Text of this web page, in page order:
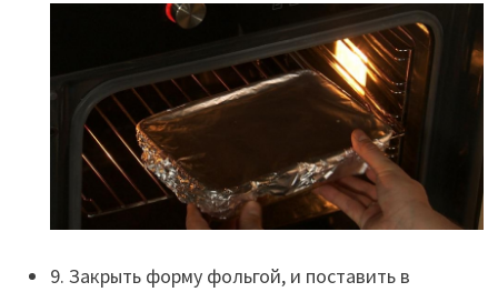
9. Закрыть форму фольгой, и поставить в